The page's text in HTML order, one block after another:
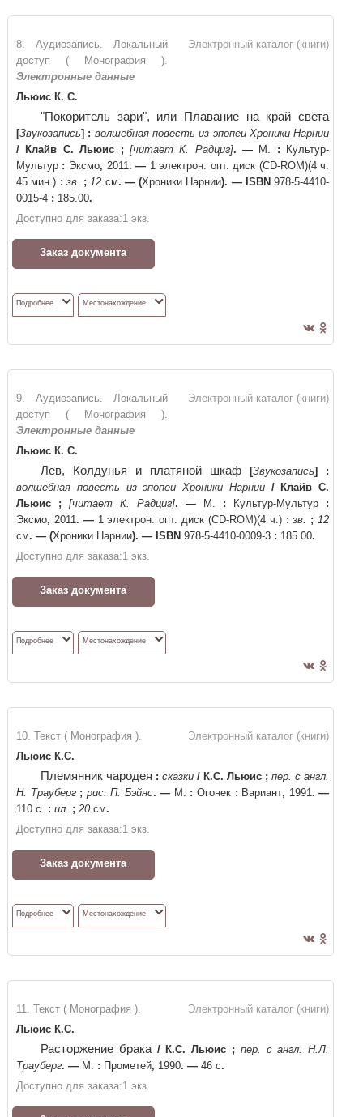
Электронный каталог (книги)
8. Аудиозапись. Локальный
доступ ( Монография ).
Электронные данные
Льюис К. С.
"Покоритель зари", или Плавание на край света
[Звукозапись] : волшебная повесть из эпопеи Хроники Нарнии
/
Клайв С. Льюис ; [читает К. Радциг]. — М. : Культур-
Мультур : Эксмо, 2011. — 1 электрон. опт. диск (CD-ROM)(4 ч.
45 мин.) : зв. ; 12 см. — (Хроники Нарнии). — ISBN 978-5-4410-
0015-4 : 185.00.
Доступно для заказа:1 экз.
Заказ документа
Подробнее Местонахождение
Электронный каталог (книги)
9. Аудиозапись. Локальный
доступ ( Монография ).
Электронные данные
Льюис К. С.
Лев, Колдунья и платяной шкаф [Звукозапись]
:
волшебная повесть из эпопеи Хроники Нарнии /
Клайв С.
Льюис
; [читает К. Радциг]. — М. : Культур-Мультур :
Эксмо, 2011. —1 электрон. опт. диск (CD-ROM)(4 ч.) : зв. ; 12
см. — (Хроники Нарнии). — ISBN 978-5-4410-0009-3 : 185.00.
Доступно для заказа:1 экз.
Заказ документа
Подробнее Местонахождение
Электронный каталог (книги)
10. Текст ( Монография ).
Льюис К.С.
Племянник чародея : сказки / К.С. Льюис ; пер. с англ.
Н. Трауберг ; рис. П. Бэйнс. — М. : Огонек : Вариант, 1991. —
110 c. : ил. ; 20см.
Доступно для заказа:1 экз.
Заказ документа
Подробнее Местонахождение
Электронный каталог (книги)
11. Текст ( Монография ).
Льюис К.С.
Расторжение брака / К.С. Льюис ; пер. с англ. Н.Л.
Трауберг. —М. : Прометей, 1990. —46 с.
Доступно для заказа:1 экз.